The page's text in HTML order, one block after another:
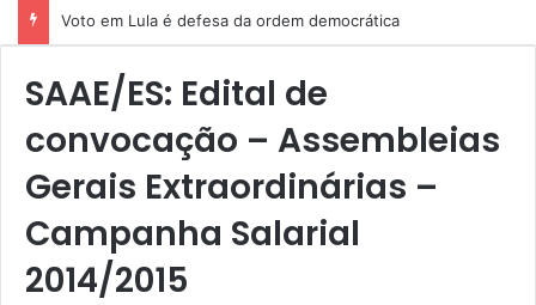
Voto em Lula é defesa da ordem democrática
SAAE/ES: Edital de
convocação – Assembleias
Gerais Extraordinárias –
Campanha Salarial
2014/2015